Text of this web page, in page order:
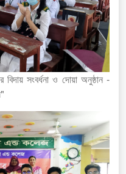
সংবর্ধনা ও দোয়া অনুষ্ঠান -